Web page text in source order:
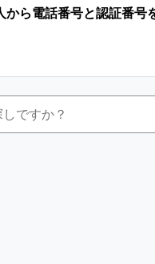
から電話番号と認証番号